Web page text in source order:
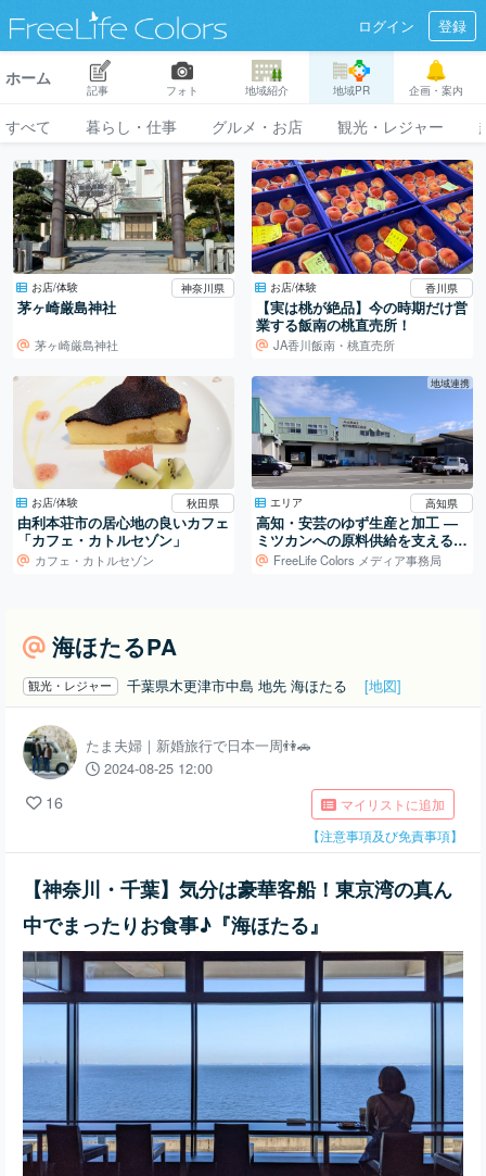
ログイン 登録
ホーム
記事 フォト 地域紹介 地域PR 企画・案内
すべて 暮らし・仕事 グルメ・お店 観光・レジャー
お店/体験 神奈川県
茅ヶ崎厳島神社
茅ヶ崎厳島神社
お店/体験 香川県
【実は桃が絶品】今の時期だけ営
業する飯南の桃直売所！
JA香川飯南・桃直売所
お店/体験 秋田県
由利本荘市の居心地の良いカフェ
「カフェ・カトルセゾン」
カフェ・カトルセゾン
地域連携
エリア 高知県
高知・安芸のゆず生産と加工 ―
ミツカンへの原料供給を支える仕
組みFreeLife Colors メディア事務局
海ほたるPA
観光・レジャー 千葉県木更津市中島 地先 海ほたる [地図]
たま夫婦｜新婚旅行で日本一周👫🚗
2024-08-25 12:00
16
マイリストに追加
【注意事項及び免責事項】
【神奈川・千葉】気分は豪華客船！東京湾の真ん
中でまったりお食事♪『海ほたる』